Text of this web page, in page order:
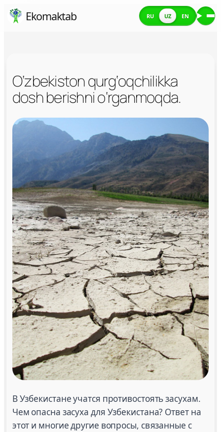
Skip Ekomaktab RU UZ EN
O‘zbekiston qurg‘oqchilikka
dosh berishni o‘rganmoqda.
В Узбекистане учатся противостоять засухам.
Чем опасна засуха для Узбекистана? Ответ на
этот и многие другие вопросы, связанные с